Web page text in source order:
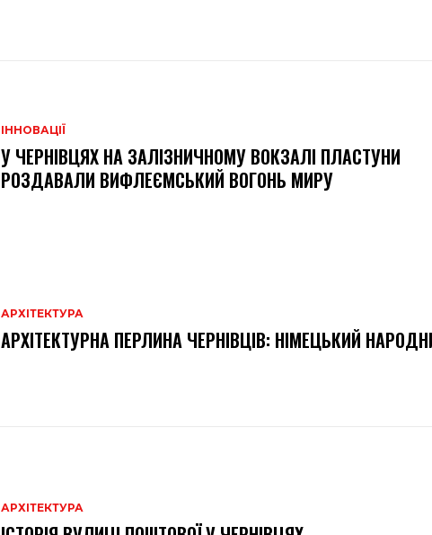
ІННОВАЦІЇ
У ЧЕРНІВЦЯХ НА ЗАЛІЗНИЧНОМУ ВОКЗАЛІ ПЛАСТУНИ
РОЗДАВАЛИ ВИФЛЕЄМСЬКИЙ ВОГОНЬ МИРУ
АРХІТЕКТУРА
АРХІТЕКТУРНА ПЕРЛИНА ЧЕРНІВЦІВ: НІМЕЦЬКИЙ
АРХІТЕКТУРА